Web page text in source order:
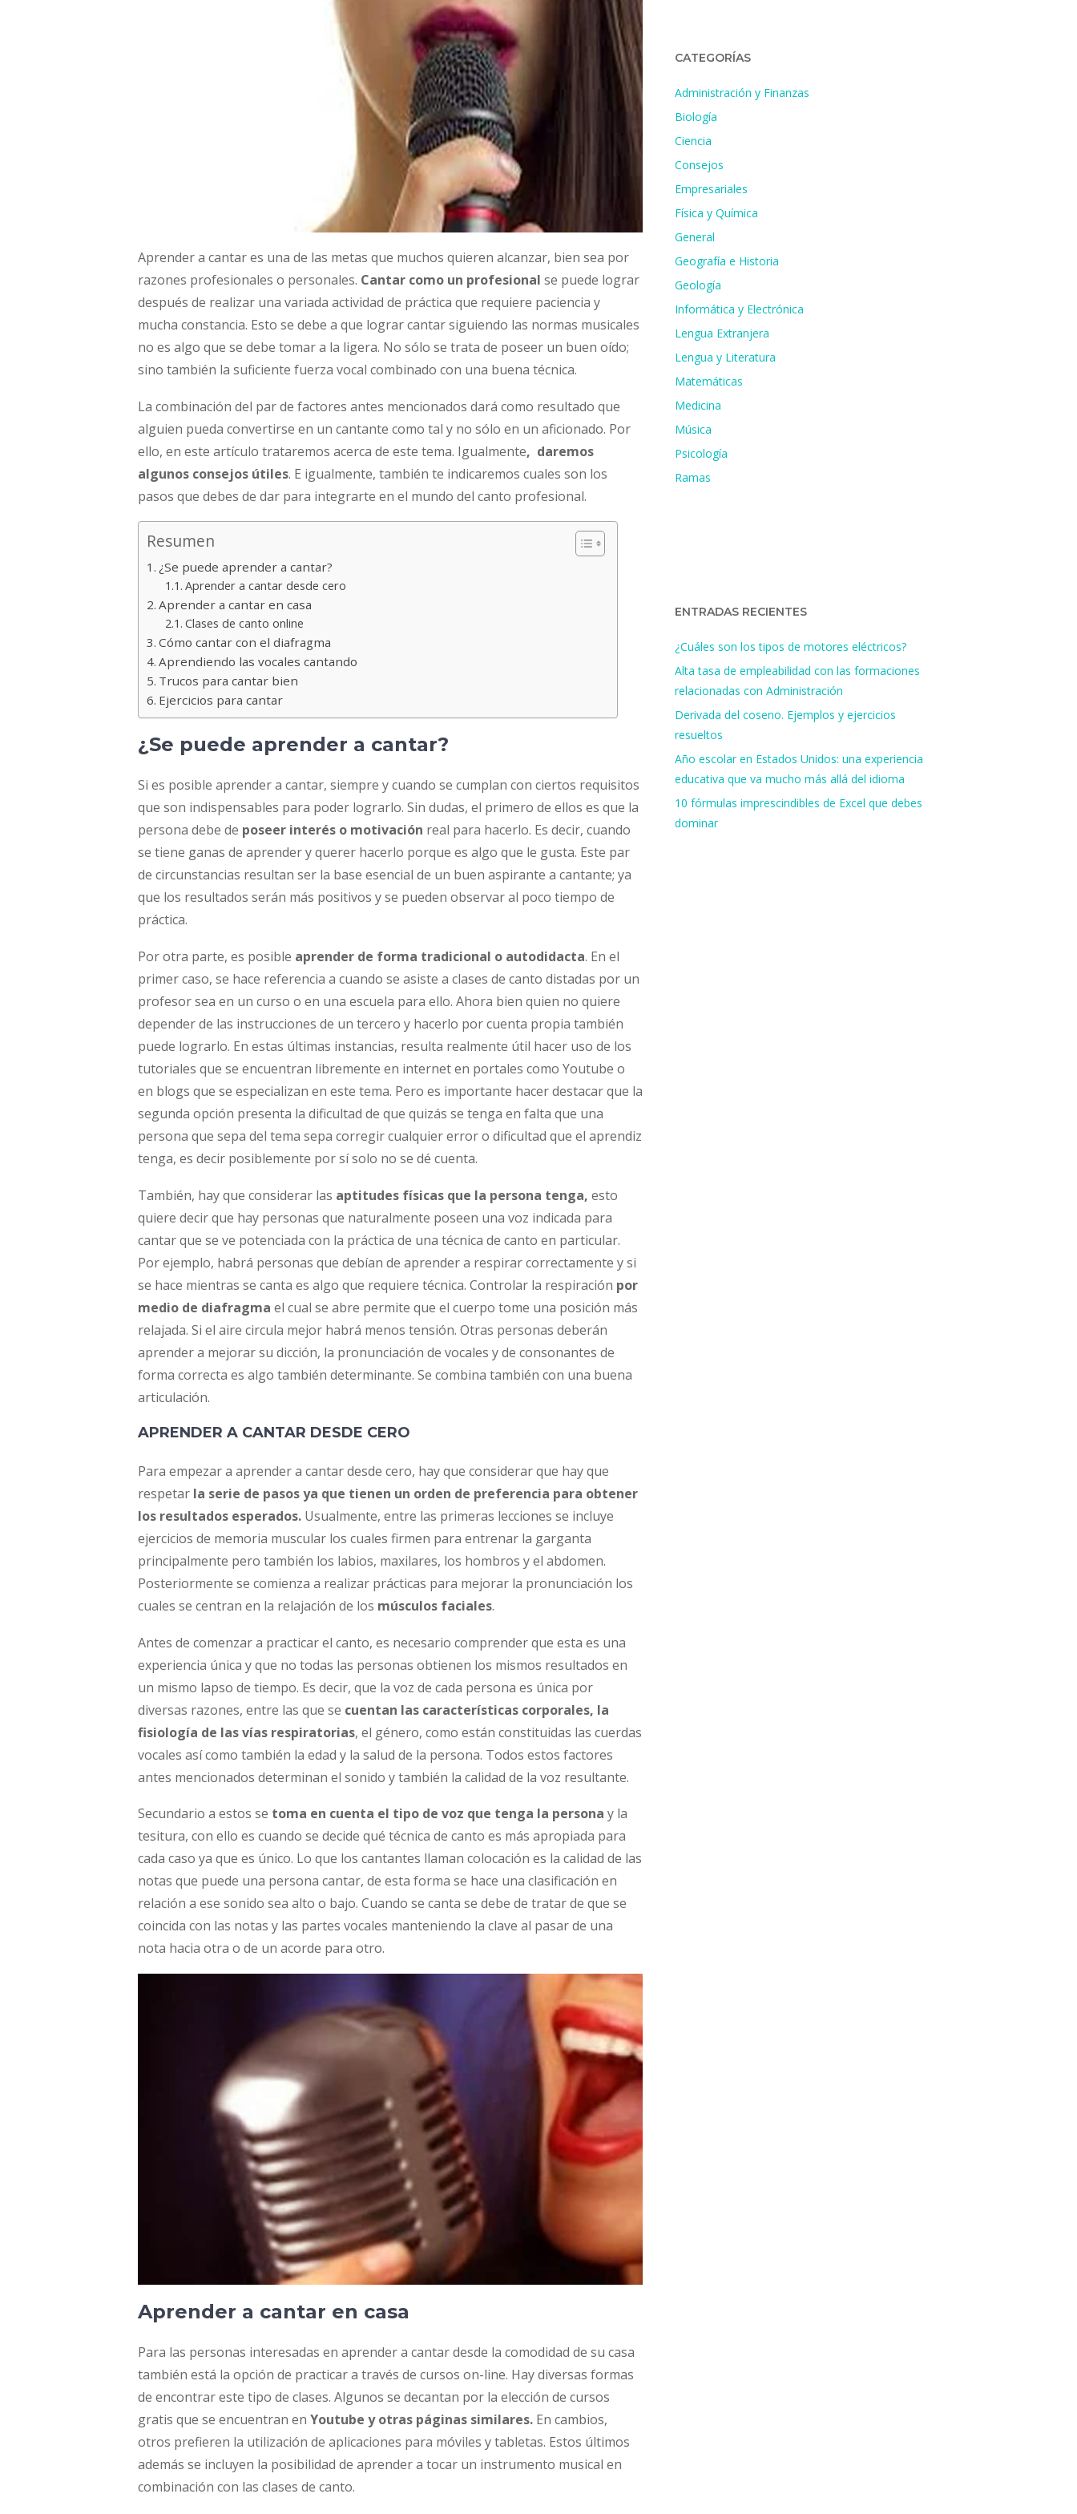
Aprender a cantar es una de las metas que muchos quieren alcanzar, bien sea por
razones profesionales o personales. Cantar como un profesional se puede lograr
después de realizar una variada actividad de práctica que requiere paciencia y
mucha constancia. Esto se debe a que lograr cantar siguiendo las normas musicales
no es algo que se debe tomar a la ligera. No sólo se trata de poseer un buen oído;
sino también la suficiente fuerza vocal combinado con una buena técnica.
La combinación del par de factores antes mencionados dará como resultado que
alguien pueda convertirse en un cantante como tal y no sólo en un aficionado. Por
ello, en este artículo trataremos acerca de este tema. Igualmente, daremos
algunos consejos útiles. E igualmente, también te indicaremos cuales son los
pasos que debes de dar para integrarte en el mundo del canto profesional.
Resumen
¿Se puede aprender a cantar?
Aprender a cantar desde cero
Aprender a cantar en casa
Clases de canto online
Cómo cantar con el diafragma
Aprendiendo las vocales cantando
Trucos para cantar bien
Ejercicios para cantar
¿Se puede aprender a cantar?
Si es posible aprender a cantar, siempre y cuando se cumplan con ciertos requisitos
que son indispensables para poder lograrlo. Sin dudas, el primero de ellos es que la
persona debe de poseer interés o motivación real para hacerlo. Es decir, cuando
se tiene ganas de aprender y querer hacerlo porque es algo que le gusta. Este par
de circunstancias resultan ser la base esencial de un buen aspirante a cantante; ya
que los resultados serán más positivos y se pueden observar al poco tiempo de
práctica.
Por otra parte, es posible aprender de forma tradicional o autodidacta. En el
primer caso, se hace referencia a cuando se asiste a clases de canto distadas por un
profesor sea en un curso o en una escuela para ello. Ahora bien quien no quiere
depender de las instrucciones de un tercero y hacerlo por cuenta propia también
puede lograrlo. En estas últimas instancias, resulta realmente útil hacer uso de los
tutoriales que se encuentran libremente en internet en portales como Youtube o
en blogs que se especializan en este tema. Pero es importante hacer destacar que la
segunda opción presenta la dificultad de que quizás se tenga en falta que una
persona que sepa del tema sepa corregir cualquier error o dificultad que el aprendiz
tenga, es decir posiblemente por sí solo no se dé cuenta.
También, hay que considerar las aptitudes físicas que la persona tenga, esto
quiere decir que hay personas que naturalmente poseen una voz indicada para
cantar que se ve potenciada con la práctica de una técnica de canto en particular.
Por ejemplo, habrá personas que debían de aprender a respirar correctamente y si
se hace mientras se canta es algo que requiere técnica. Controlar la respiración por
medio de diafragma el cual se abre permite que el cuerpo tome una posición más
relajada. Si el aire circula mejor habrá menos tensión. Otras personas deberán
aprender a mejorar su dicción, la pronunciación de vocales y de consonantes de
forma correcta es algo también determinante. Se combina también con una buena
articulación.
APRENDER A CANTAR DESDE CERO
Para empezar a aprender a cantar desde cero, hay que considerar que hay que
respetar la serie de pasos ya que tienen un orden de preferencia para obtener
los resultados esperados. Usualmente, entre las primeras lecciones se incluye
ejercicios de memoria muscular los cuales firmen para entrenar la garganta
principalmente pero también los labios, maxilares, los hombros y el abdomen.
Posteriormente se comienza a realizar prácticas para mejorar la pronunciación los
cuales se centran en la relajación de los músculos faciales.
Antes de comenzar a practicar el canto, es necesario comprender que esta es una
experiencia única y que no todas las personas obtienen los mismos resultados en
un mismo lapso de tiempo. Es decir, que la voz de cada persona es única por
diversas razones, entre las que se cuentan las características corporales, la
fisiología de las vías respiratorias, el género, como están constituidas las cuerdas
vocales así como también la edad y la salud de la persona. Todos estos factores
antes mencionados determinan el sonido y también la calidad de la voz resultante.
Secundario a estos se toma en cuenta el tipo de voz que tenga la persona y la
tesitura, con ello es cuando se decide qué técnica de canto es más apropiada para
cada caso ya que es único. Lo que los cantantes llaman colocación es la calidad de las
notas que puede una persona cantar, de esta forma se hace una clasificación en
relación a ese sonido sea alto o bajo. Cuando se canta se debe de tratar de que se
coincida con las notas y las partes vocales manteniendo la clave al pasar de una
nota hacia otra o de un acorde para otro.
Aprender a cantar en casa
Para las personas interesadas en aprender a cantar desde la comodidad de su casa
también está la opción de practicar a través de cursos on-line. Hay diversas formas
de encontrar este tipo de clases. Algunos se decantan por la elección de cursos
gratis que se encuentran en Youtube y otras páginas similares. En cambios,
otros prefieren la utilización de aplicaciones para móviles y tabletas. Estos últimos
además se incluyen la posibilidad de aprender a tocar un instrumento musical en
combinación con las clases de canto.
CATEGORÍAS
Administración y Finanzas
Biología
Ciencia
Consejos
Empresariales
Física y Química
General
Geografía e Historia
Geología
Informática y Electrónica
Lengua Extranjera
Lengua y Literatura
Matemáticas
Medicina
Música
Psicología
Ramas
ENTRADAS RECIENTES
¿Cuáles son los tipos de motores eléctricos?
Alta tasa de empleabilidad con las formaciones
relacionadas con Administración
Derivada del coseno. Ejemplos y ejercicios
resueltos
Año escolar en Estados Unidos: una experiencia
educativa que va mucho más allá del idioma
10 fórmulas imprescindibles de Excel que debes
dominar